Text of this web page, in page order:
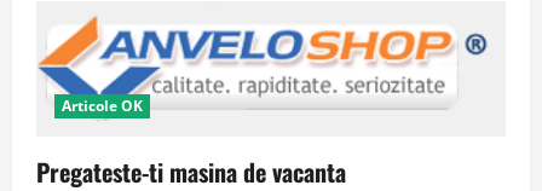
Articole OK
Pregateste-ti masina de vacanta